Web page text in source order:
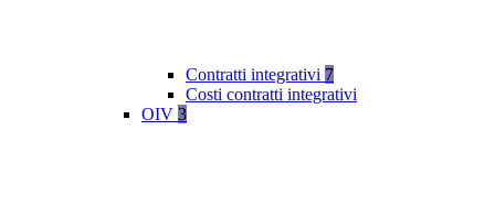
Contratti integrativi 7
Costi contratti integrativi
OIV 3